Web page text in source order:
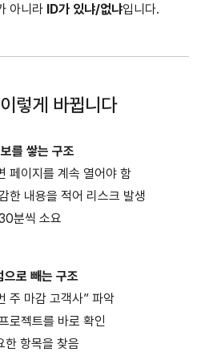
아니라 ID가 있냐/없냐입니다.
렇게 바뀝니다
를 쌓는 구조
페이지를 계속 열어야 함
한 내용을 적어 리스크 발생
분씩 소요
로 빼는 구조
주 마감 고객사” 파악
로젝트를 바로 확인
한 항목을 찾음